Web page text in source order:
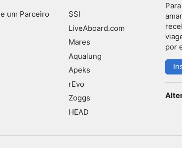
um Parceiro
SSI
LiveAboard.com
Mares
Aqualung
Apeks
rEvo
Zoggs
HEAD
por